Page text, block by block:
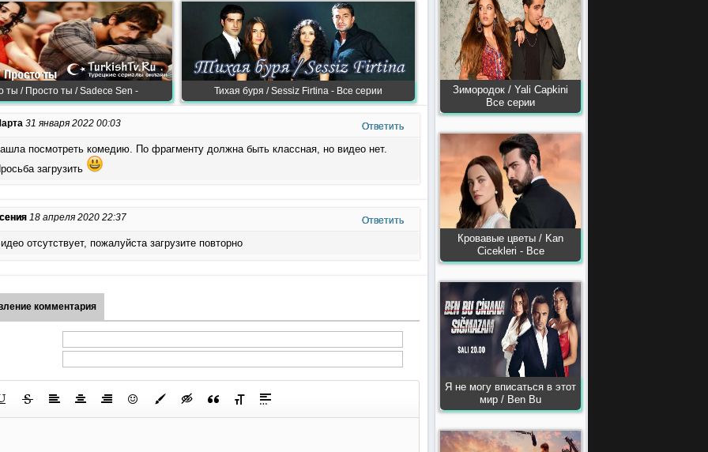
Зимородок / Yali Capkini
Все серии
Кровавые цветы / Kan
Сiсekleri - Все
Я не могу вписаться в этот
мир / Ben Bu
ты / Просто ты / Sadece Sen - Тихая буря / Sessiz Firtina - Все серии
31 января 2022 00:03 Ответить
посмотреть комедию. По фрагменту должна быть классная, но видео нет.
загрузить
18 апреля 2020 22:37 Ответить
отсутствует, пожалуйста загрузите повторно
комментария